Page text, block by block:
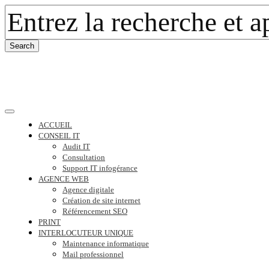
ACCUEIL
CONSEIL IT
Audit IT
Consultation
Support IT infogérance
AGENCE WEB
Agence digitale
Création de site internet
Référencement SEO
PRINT
INTERLOCUTEUR UNIQUE
Maintenance informatique
Mail professionnel